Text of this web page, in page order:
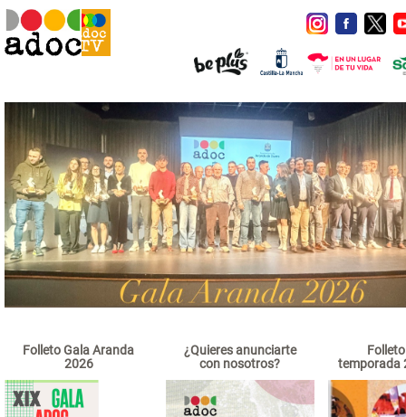
Folleto Gala Aranda
2026
¿Quieres anunciarte
con nosotros?
temporada